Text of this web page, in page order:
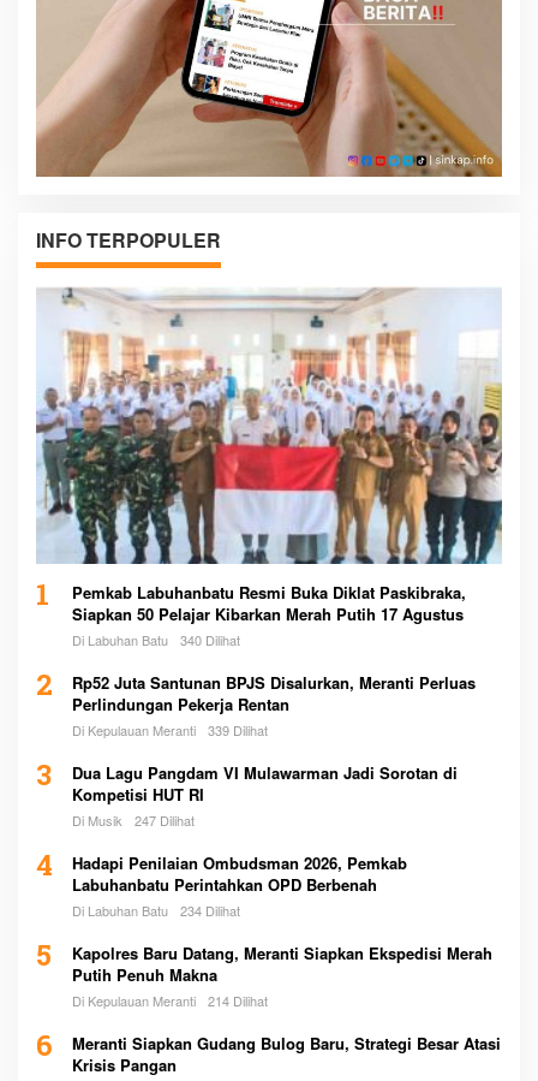
INFO TERPOPULER
1
Pemkab Labuhanbatu Resmi Buka Diklat Paskibraka,
Siapkan 50 Pelajar Kibarkan Merah Putih 17 Agustus
Di Labuhan Batu 340 Dilihat
2
Rp52 Juta Santunan BPJS Disalurkan, Meranti Perluas
Perlindungan Pekerja Rentan
Di Kepulauan Meranti 339 Dilihat
3
Dua Lagu Pangdam VI Mulawarman Jadi Sorotan di
Kompetisi HUT RI
Di Musik 247 Dilihat
4
Hadapi Penilaian Ombudsman 2026, Pemkab
Labuhanbatu Perintahkan OPD Berbenah
Di Labuhan Batu 234 Dilihat
5
Kapolres Baru Datang, Meranti Siapkan Ekspedisi Merah
Putih Penuh Makna
Di Kepulauan Meranti 214 Dilihat
6
Meranti Siapkan Gudang Bulog Baru, Strategi Besar Atasi
Krisis Pangan